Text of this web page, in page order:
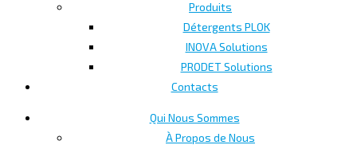
Produits
Détergents PLOK
INOVA Solutions
PRODET Solutions
Contacts
Qui Nous Sommes
À Propos de Nous